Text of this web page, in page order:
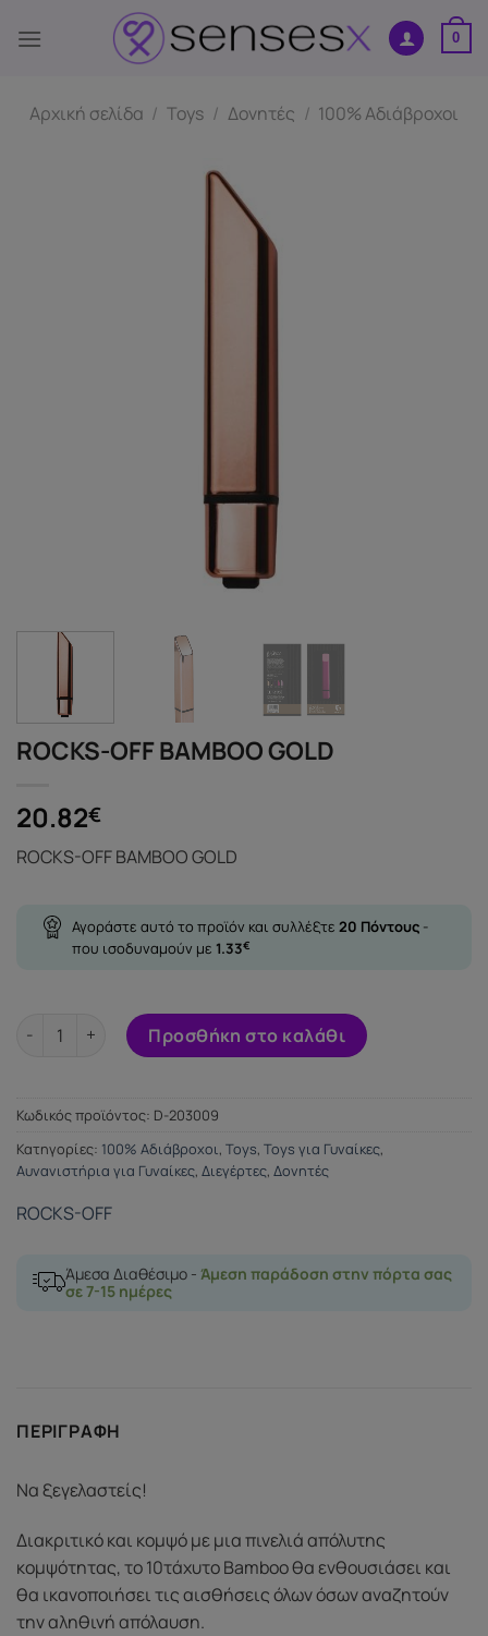
στο
0
Αρχική σελίδα / Toys / Δονητές / 100% Αδιάβροχοι
ROCKS-OFF BAMBOO GOLD
20.82€
ROCKS-OFF BAMBOO GOLD
Αγοράστε αυτό το προϊόν και συλλέξτε 20 Πόντους -
που ισοδυναμούν με 1.33€
ROCKS-OFF BAMBOO GOLD ποσότητα
Προσθήκη στο καλάθι
Κωδικός προϊόντος: D-203009
Κατηγορίες: 100% Αδιάβροχοι , Toys, Toys για Γυναίκες,
Αυνανιστήρια για Γυναίκες, Διεγέρτες, Δονητές
ROCKS-OFF
Άμεσα Διαθέσιμο - Άμεση παράδοση στην πόρτα σας
σε 7-15 ημέρες
ΠΕΡΙΓΡΑΦΉ
Να ξεγελαστείς!
Διακριτικό και κομψό με μια πινελιά απόλυτης
κομψότητας, το 10τάχυτο Bamboo θα ενθουσιάσει και
θα ικανοποιήσει τις αισθήσεις όλων όσων αναζητούν
την αληθινή απόλαυση.